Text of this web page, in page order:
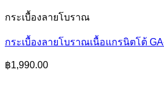
กระเบื้องลายโบราณ
กระเบื้องลายโบราณเนื้อแกรนิตโต้
฿1,990.00